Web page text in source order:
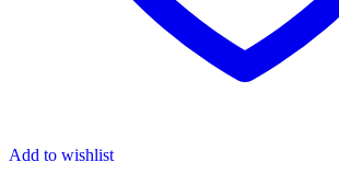
Add to wishlist